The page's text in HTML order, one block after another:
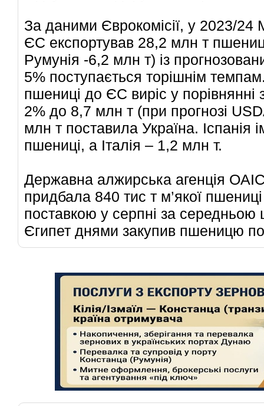
За даними Єврокомісії, у 2023/
ЄС експортував 28,2 млн т
Румунія -6,2 млн т) із
5% поступається торішнім
пшениці до ЄС виріс у
2% до 8,7 млн т (при прогнозі
млн т поставила Україна. Іспанія
пшениці, а Італія – 1,2 млн т.
Державна алжирська агенція
придбала 840 тис т м’якої
поставкою у серпні за середньою
Єгипет днями закупив пшеницю